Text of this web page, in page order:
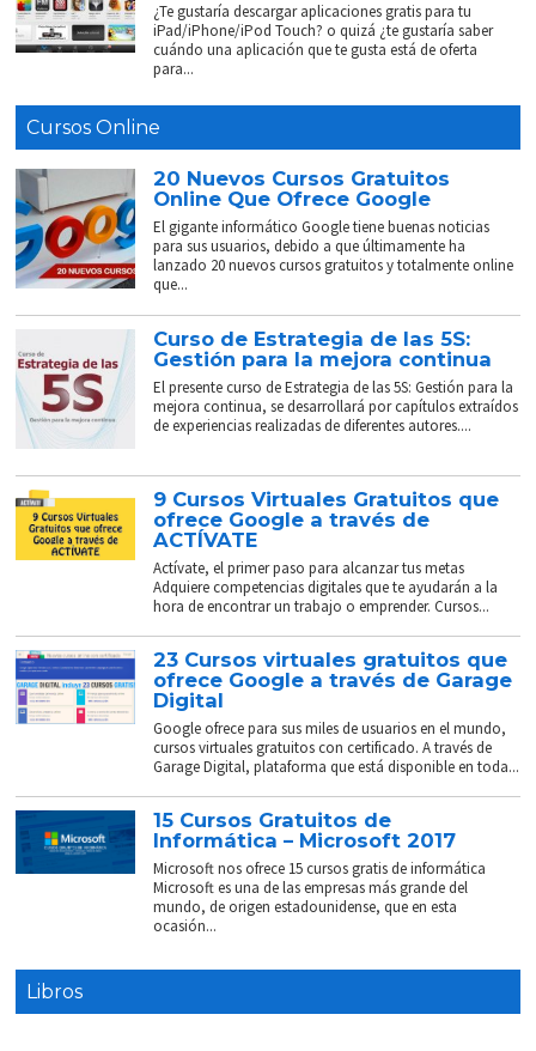
¿Te gustaría descargar aplicaciones gratis para tu
iPad/iPhone/iPod Touch? o quizá ¿te gustaría saber
cuándo una aplicación que te gusta está de oferta
para...
Cursos Online
20 Nuevos Cursos Gratuitos
Online Que Ofrece Google
El gigante informático Google tiene buenas noticias
para sus usuarios, debido a que últimamente ha
lanzado 20 nuevos cursos gratuitos y totalmente online
que...
Curso de Estrategia de las 5S:
Gestión para la mejora continua
El presente curso de Estrategia de las 5S: Gestión para la
mejora continua, se desarrollará por capítulos extraídos
de experiencias realizadas de diferentes autores....
9 Cursos Virtuales Gratuitos que
ofrece Google a través de
ACTÍVATE
Actívate, el primer paso para alcanzar tus metas
Adquiere competencias digitales que te ayudarán a la
hora de encontrar un trabajo o emprender. Cursos...
23 Cursos virtuales gratuitos que
ofrece Google a través de Garage
Digital
Google ofrece para sus miles de usuarios en el mundo,
cursos virtuales gratuitos con certificado. A través de
Garage Digital, plataforma que está disponible en toda...
15 Cursos Gratuitos de
Informática – Microsoft 2017
Microsoft nos ofrece 15 cursos gratis de informática
Microsoft es una de las empresas más grande del
mundo, de origen estadounidense, que en esta
ocasión...
Libros